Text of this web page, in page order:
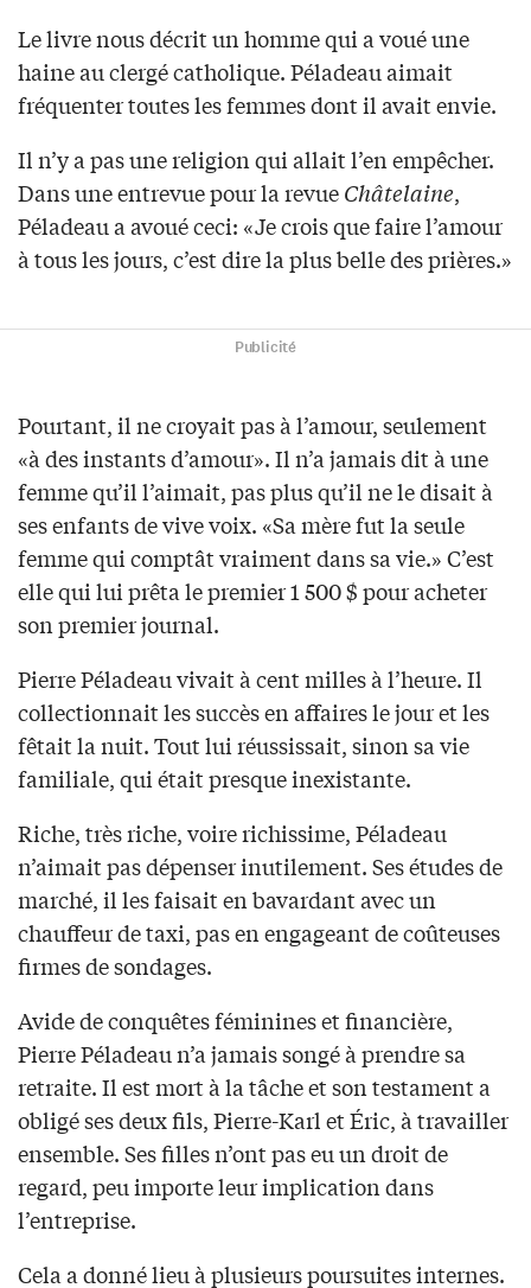
Le livre nous décrit un homme qui a voué une
haine au clergé catholique. Péladeau aimait
fréquenter toutes les femmes dont il avait envie.
Il n’y a pas une religion qui allait l’en empêcher.
Dans une entrevue pour la revueChâtelaine,
Péladeau a avoué ceci: «Je crois que faire l’amour
à tous les jours, c’est dire la plus belle des prières.»
Publicité
Pourtant, il ne croyait pas à l’amour, seulement
«à des instants d’amour». Il n’a jamais dit à une
femme qu’il l’aimait, pas plus qu’il ne le disait à
ses enfants de vive voix. «Sa mère fut la seule
femme qui comptât vraiment dans sa vie.» C’est
elle qui lui prêta le premier 1 500 $ pour acheter
son premier journal.
Pierre Péladeau vivait à cent milles à l’heure. Il
collectionnait les succès en affaires le jour et les
fêtait la nuit. Tout lui réussissait, sinon sa vie
familiale, qui était presque inexistante.
Riche, très riche, voire richissime, Péladeau
n’aimait pas dépenser inutilement. Ses études de
marché, il les faisait en bavardant avec un
chauffeur de taxi, pas en engageant de coûteuses
firmes de sondages.
Avide de conquêtes féminines et financière,
Pierre Péladeau n’a jamais songé à prendre sa
retraite. Il est mort à la tâche et son testament a
obligé ses deux fils, Pierre-Karl et Éric, à travailler
ensemble. Ses filles n’ont pas eu un droit de
regard, peu importe leur implication dans
l’entreprise.
Cela a donné lieu à plusieurs poursuites internes.